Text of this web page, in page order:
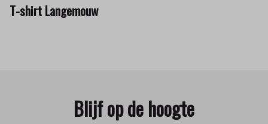
T-shirt Langemouw
Blijf op de hoogte